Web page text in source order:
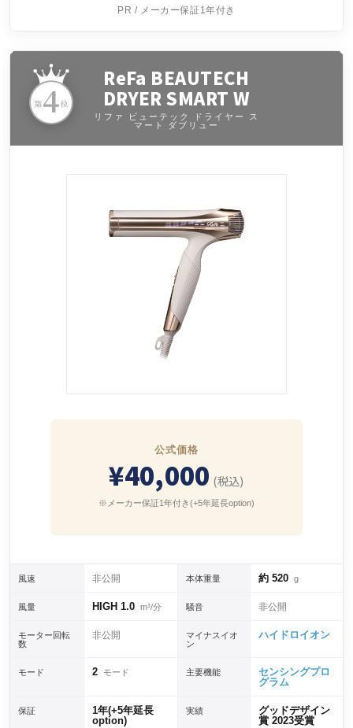
PR / メーカー保証1年付き
ReFa BEAUTECH
DRYER SMART W
リファ ビューテック ドライヤー ス
マート ダブリュー
公式価格
¥40,000 (税込)
※メーカー保証1年付き(+5年延長option)
風速 非公開 本体重量 約 520 g
風量 HIGH 1.0 m³/分 騒音 非公開
モーター回転
数
非公開
マイナスイオ
ン
ハイドロイオン
モード 2 モード 主要機能
センシングプロ
グラム
保証
1年(+5年延長
option)
実績
グッドデザイン
賞 2023受賞